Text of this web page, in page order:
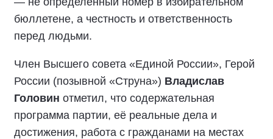
бюллетене, а честность и ответственность
перед людьми.
Член Высшего совета «Единой России», Герой
России (позывной «Струна») Владислав
Головин отметил, что содержательная
программа партии, её реальные дела и
достижения, работа с гражданами на местах